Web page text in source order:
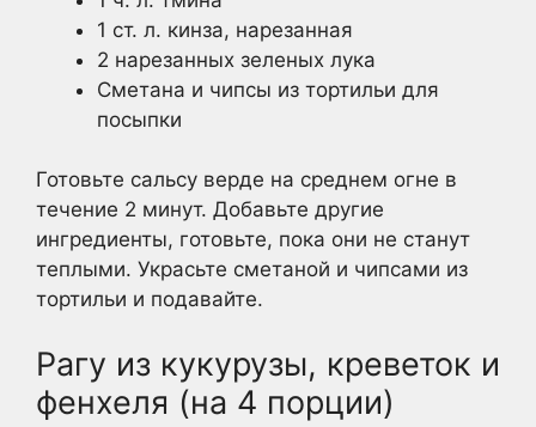
1 ст. л. кинза, нарезанная
2 нарезанных зеленых лука
Сметана и чипсы из тортильи для
посыпки
Готовьте сальсу верде на среднем огне в
течение 2 минут. Добавьте другие
ингредиенты, готовьте, пока они не станут
теплыми. Украсьте сметаной и чипсами из
тортильи и подавайте.
Рагу из кукурузы, креветок и
фенхеля (на 4 порции)